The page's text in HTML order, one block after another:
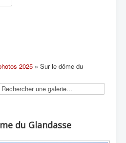
2025 » Sur le dôme du
du Glandasse